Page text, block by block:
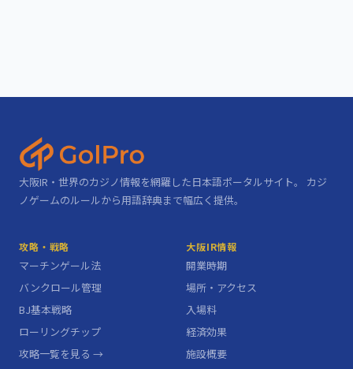
大阪IR・世界のカジノ情報を網羅した日本語ポータルサイト。 カジ
ノゲームのルールから用語辞典まで幅広く提供。
攻略・戦略
マーチンゲール法
バンクロール管理
BJ基本戦略
ローリングチップ
攻略一覧を見る →
大阪IR情報
開業時期
場所・アクセス
入場料
経済効果
施設概要